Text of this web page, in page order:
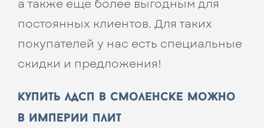
а также еще более выгодным для
постоянных клиентов. Для таких
покупателей у нас есть специальные
скидки и предложения!
купить лдсп в смоленске можно
в империи плит